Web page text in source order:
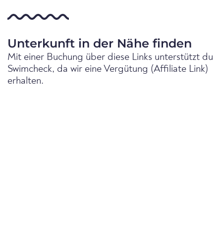
Unterkunft in der Nähe finden
Mit einer Buchung über diese Links unterstützt du
Swimcheck, da wir eine Vergütung (Affiliate Link)
erhalten.